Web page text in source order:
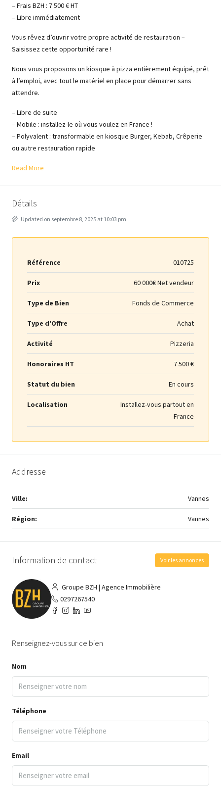
– Frais BZH : 7 500 € HT
– Libre immédiatement
Vous rêvez d’ouvrir votre propre activité de restauration –
Saisissez cette opportunité rare !
Nous vous proposons un kiosque à pizza entièrement équipé, prêt
à l’emploi, avec tout le matériel en place pour démarrer sans
attendre.
– Libre de suite
– Mobile : installez-le où vous voulez en France !
– Polyvalent : transformable en kiosque Burger, Kebab, Crêperie
ou autre restauration rapide
Read More
Détails
Updated on septembre 8, 2025 at 10:03 pm
Référence 010725
Prix 60 000€ Net vendeur
Type de Bien Fonds de Commerce
Type d'Offre Achat
Activité Pizzeria
Honoraires HT 7 500 €
Statut du bien En cours
Localisation
Installez-vous partout en
France
Addresse
Ville: Vannes
Région: Vannes
Information de contact Voir les annonces
Groupe BZH | Agence Immobilière
0297267540
Renseignez-vous sur ce bien
Nom
Téléphone
Email